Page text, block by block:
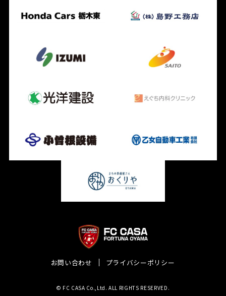
お問い合わせ プライバシーポリシー
© FC CASA Co.,Ltd. ALL RIGHTS RESERVED.